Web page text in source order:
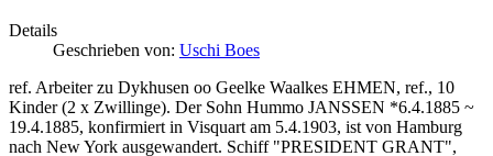
Details
Geschrieben von: Uschi Boes
ref. Arbeiter zu Dykhusen oo Geelke Waalkes EHMEN, ref., 10
Kinder (2 x Zwillinge). Der Sohn Hummo JANSSEN *6.4.1885 ~
19.4.1885, konfirmiert in Visquart am 5.4.1903, ist von Hamburg
nach New York ausgewandert. Schiff "PRESIDENT GRANT",